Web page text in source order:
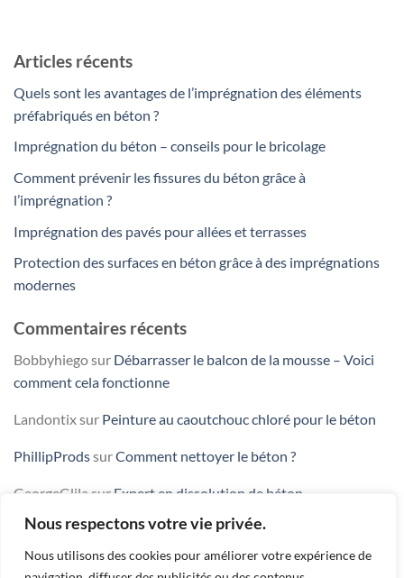
Nous respectons votre vie privée.
Nous utilisons des cookies pour améliorer votre expérience de
Articles récents
Quels sont les avantages de l’imprégnation des éléments
préfabriqués en béton ?
Imprégnation du béton – conseils pour le bricolage
Comment prévenir les fissures du béton grâce à
l’imprégnation ?
Imprégnation des pavés pour allées et terrasses
Protection des surfaces en béton grâce à des imprégnations
modernes
Commentaires récents
Bobbyhiegosur Débarrasser le balcon de la mousse – Voici
comment cela fonctionne
Landontixsur Peinture au caoutchouc chloré pour le béton
PhillipProdssurComment nettoyer le béton ?
GeorgeGlila sur Expert en dissolution de béton
jobs.capsalliance.eusurEnlever le ciment séché d’une fenêtre